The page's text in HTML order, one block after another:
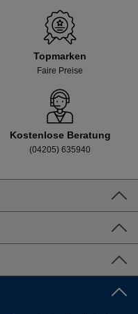
Topmarken
Faire Preise
Kostenlose Beratung
(04205) 635940